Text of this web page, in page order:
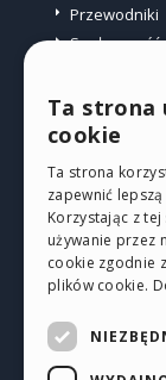
Przewodniki
Społeczność
PROFIL
Moje
Moje
Web
Ta strona
cookie
Ta strona
zapewnić
Korzystając z
używanie przez
cookie zgodnie
plików cookie.